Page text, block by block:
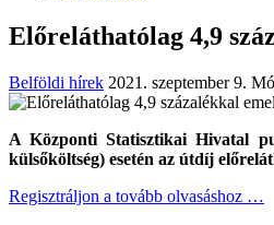
Előreláthatólag 4,9
Belföldi hírek 2021. szeptember 9.
A Központi Statisztikai Hivatal
külsőköltség) esetén az útdíj
Regisztráljon a tovább olvasáshoz …